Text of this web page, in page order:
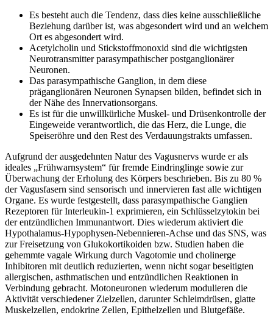
Es besteht auch die Tendenz, dass dies keine ausschließliche
Beziehung darüber ist, was abgesondert wird und an welchem
​​Ort es abgesondert wird.
Acetylcholin und Stickstoffmonoxid sind die wichtigsten
Neurotransmitter parasympathischer postganglionärer
Neuronen.
Das parasympathische Ganglion, in dem diese
präganglionären Neuronen Synapsen bilden, befindet sich in
der Nähe des Innervationsorgans.
Es ist für die unwillkürliche Muskel- und Drüsenkontrolle der
Eingeweide verantwortlich, die das Herz, die Lunge, die
Speiseröhre und den Rest des Verdauungstrakts umfassen.
Aufgrund der ausgedehnten Natur des Vagusnervs wurde er als
ideales „Frühwarnsystem“ für fremde Eindringlinge sowie zur
Überwachung der Erholung des Körpers beschrieben. Bis zu 80 %
der Vagusfasern sind sensorisch und innervieren fast alle wichtigen
Organe. Es wurde festgestellt, dass parasympathische Ganglien
Rezeptoren für Interleukin-1 exprimieren, ein Schlüsselzytokin bei
der entzündlichen Immunantwort. Dies wiederum aktiviert die
Hypothalamus-Hypophysen-Nebennieren-Achse und das SNS, was
zur Freisetzung von Glukokortikoiden bzw. Studien haben die
gehemmte vagale Wirkung durch Vagotomie und cholinerge
Inhibitoren mit deutlich reduzierten, wenn nicht sogar beseitigten
allergischen, asthmatischen und entzündlichen Reaktionen in
Verbindung gebracht. Motoneuronen wiederum modulieren die
Aktivität verschiedener Zielzellen, darunter Schleimdrüsen, glatte
Muskelzellen, endokrine Zellen, Epithelzellen und Blutgefäße.